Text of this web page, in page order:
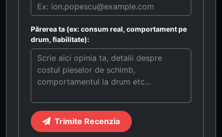
Părerea ta (ex: consum real, comportament pe
drum, fiabilitate):
Trimite Recenzia